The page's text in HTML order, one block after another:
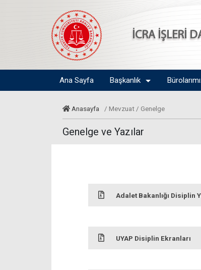
İCRA İŞLERİ
Ana Sayfa Başkanlık
Anasayfa / Mevzuat / Genelge
Genelge ve Yazılar
Adalet Bakanlığı Disiplin
UYAP Disiplin Ekranları